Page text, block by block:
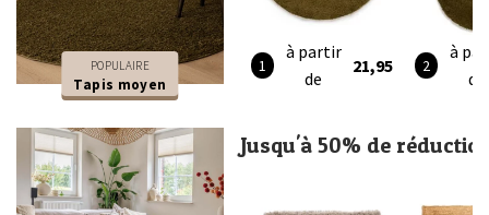
POPULAIRE
Tapis moyen
à partir
de
21,95
à
de
Jusqu'à 50% de